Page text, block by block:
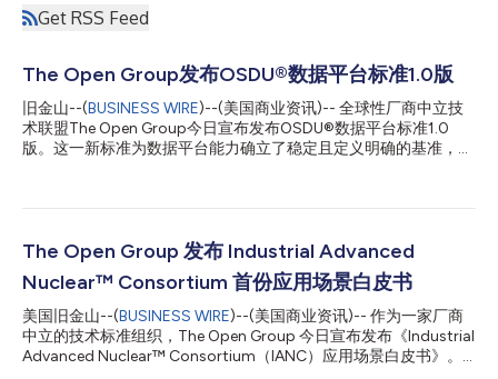
Get RSS Feed
The Open Group发布OSDU®数据平台标准1.0版
旧金山--(BUSINESS WIRE)--(美国商业资讯)-- 全球性厂商中立技
术联盟The Open Group今日宣布发布OSDU®数据平台标准1.0
版。这一新标准为数据平台能力确立了稳定且定义明确的基准，支
更好地管理、访问和使用企业数据。它为安全高效地组织和访问数
的核心优势包括：从设计之初即具备的互操作性、为应用程序开发
和部署带来的更高稳定性，以及为认证奠定的清晰基础。运营商将
拥有更多选择并减少集成工作量，独立软件供应商能够基于明确的
标准进行开发，而平台提供商则获得了一条透明的途径，可以通过
认证来证明其符合标准。 The Open Group总裁兼首席执行官
Steve Nunn表示：“随着行业不断推动更快的创新，跨系统访问和
使用可信数据的能力已成为企业的必然要求。OSDU®数据平台标
The Open Group 发布 Industrial Advanced
Nuclear™ Consortium 首份应用场景白皮书
美国旧金山--(BUSINESS WIRE)--(美国商业资讯)-- 作为一家厂商
中立的技术标准组织，The Open Group 今日宣布发布《Industrial
Advanced Nuclear™ Consortium（IANC）应用场景白皮书》。